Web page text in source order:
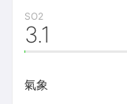
SO2
3.1
氣象